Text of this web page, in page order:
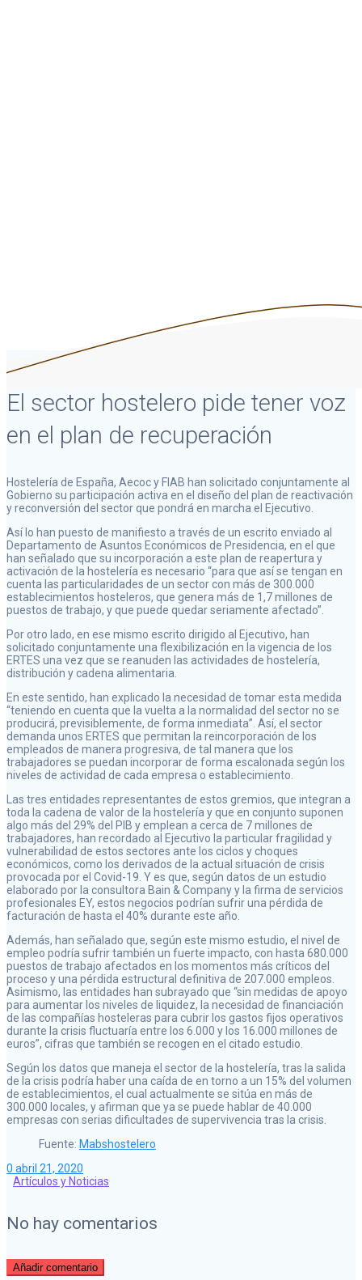
El sector hostelero pide tener voz
en el plan de recuperación
Hostelería de España, Aecoc y FIAB han solicitado conjuntamente al
Gobierno su participación activa en el diseño del plan de reactivación
y reconversión del sector que pondrá en marcha el Ejecutivo.
Así lo han puesto de manifiesto a través de un escrito enviado al
Departamento de Asuntos Económicos de Presidencia, en el que
han señalado que su incorporación a este plan de reapertura y
activación de la hostelería es necesario “para que así se tengan en
cuenta las particularidades de un sector con más de 300.000
establecimientos hosteleros, que genera más de 1,7 millones de
puestos de trabajo, y que puede quedar seriamente afectado”.
Por otro lado, en ese mismo escrito dirigido al Ejecutivo, han
solicitado conjuntamente una flexibilización en la vigencia de los
ERTES una vez que se reanuden las actividades de hostelería,
distribución y cadena alimentaria.
En este sentido, han explicado la necesidad de tomar esta medida
“teniendo en cuenta que la vuelta a la normalidad del sector no se
producirá, previsiblemente, de forma inmediata”. Así, el sector
demanda unos ERTES que permitan la reincorporación de los
empleados de manera progresiva, de tal manera que los
trabajadores se puedan incorporar de forma escalonada según los
niveles de actividad de cada empresa o establecimiento.
Las tres entidades representantes de estos gremios, que integran a
toda la cadena de valor de la hostelería y que en conjunto suponen
algo más del 29% del PIB y emplean a cerca de 7 millones de
trabajadores, han recordado al Ejecutivo la particular fragilidad y
vulnerabilidad de estos sectores ante los ciclos y choques
económicos, como los derivados de la actual situación de crisis
provocada por el Covid-19. Y es que, según datos de un estudio
elaborado por la consultora Bain & Company y la firma de servicios
profesionales EY, estos negocios podrían sufrir una pérdida de
facturación de hasta el 40% durante este año.
Además, han señalado que, según este mismo estudio, el nivel de
empleo podría sufrir también un fuerte impacto, con hasta 680.000
puestos de trabajo afectados en los momentos más críticos del
proceso y una pérdida estructural definitiva de 207.000 empleos.
Asimismo, las entidades han subrayado que “sin medidas de apoyo
para aumentar los niveles de liquidez, la necesidad de financiación
de las compañías hosteleras para cubrir los gastos fijos operativos
durante la crisis fluctuaría entre los 6.000 y los 16.000 millones de
euros”, cifras que también se recogen en el citado estudio.
Según los datos que maneja el sector de la hostelería, tras la salida
de la crisis podría haber una caída de en torno a un 15% del volumen
de establecimientos, el cual actualmente se sitúa en más de
300.000 locales, y afirman que ya se puede hablar de 40.000
empresas con serias dificultades de supervivencia tras la crisis.
Fuente: Mabshostelero
0 abril 21, 2020
Artículos y Noticias
No hay comentarios
Añadir comentario